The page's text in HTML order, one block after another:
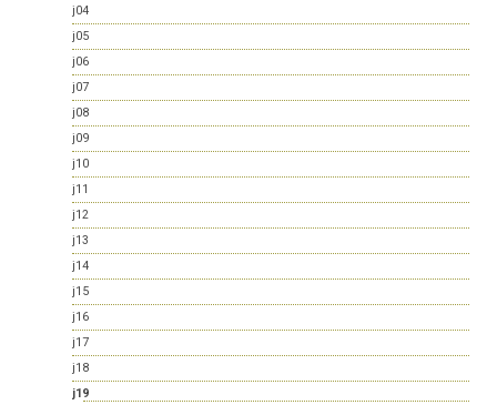
j04
j05
j06
j07
j08
j09
j10
j11
j12
j13
j14
j15
j16
j17
j18
j19